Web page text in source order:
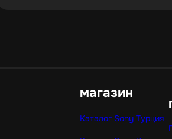
магазин
Каталог Sony Турция